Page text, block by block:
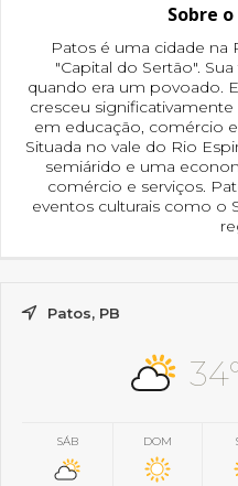
Sobre
Patos é uma cidade na
"Capital do Sertão".
quando era um povoado.
cresceu
em educação, comércio
Situada no vale do Rio
semiárido e uma
comércio e serviços.
eventos culturais como o
Patos, PB
SÁB DOM